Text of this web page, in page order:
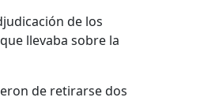
de los
llevaba sobre la
de retirarse dos